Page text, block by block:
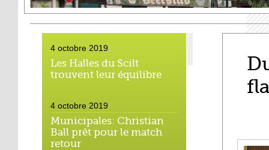
4 octobre 2019
Les Halles du Scilt
trouvent leur équilibre
4 octobre 2019
Municipales: Christian
Ball prêt pour le match
retour